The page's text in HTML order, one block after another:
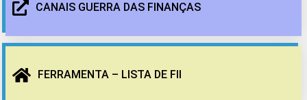
CANAIS GUERRA DAS FINANÇAS
FERRAMENTA – LISTA DE FII